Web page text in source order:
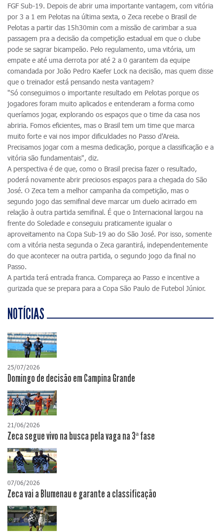
FGF Sub-19. Depois de abrir uma importante vantagem, com vitória
por 3 a 1 em Pelotas na última sexta, o Zeca recebe o Brasil de
Pelotas a partir das 15h30min com a missão de carimbar a sua
passagem pra a decisão da competição estadual em que o clube
pode se sagrar bicampeão. Pelo regulamento, uma vitória, um
empate e até uma derrota por até 2 a 0 garantem da equipe
comandada por João Pedro Kaefer Lock na decisão, mas quem disse
que o treinador está pensando nesta vantagem?
"Só conseguimos o importante resultado em Pelotas porque os
jogadores foram muito aplicados e entenderam a forma como
queríamos jogar, explorando os espaços que o time da casa nos
abriria. Fomos eficientes, mas o Brasil tem um time que marca
muito forte e vai nos impor dificuldades no Passo d'Areia.
Precisamos jogar com a mesma dedicação, porque a classificação e a
vitória são fundamentais", diz.
A perspectiva é de que, como o Brasil precisa fazer o resultado,
poderá novamente abrir preciosos espaços para a chegada do São
José. O Zeca tem a melhor campanha da competição, mas o
segundo jogo das semifinal deve marcar um duelo acirrado em
relação à outra partida semifinal. É que o Internacional largou na
frente do Soledade e conseguiu praticamente igualar o
aproveitamento na Copa Sub-19 ao do São José. Por isso, somente
com a vitória nesta segunda o Zeca garantirá, independentemente
do que acontecer na outra partida, o segundo jogo da final no
Passo.
A partida terá entrada franca. Compareça ao Passo e incentive a
gurizada que se prepara para a Copa São Paulo de Futebol Júnior.
NOTÍCIAS
25/07/2026
Domingo de decisão em Campina Grande
21/06/2026
Zeca segue vivo na busca pela vaga na 3ª fase
07/06/2026
Zeca vai a Blumenau e garante a classificação